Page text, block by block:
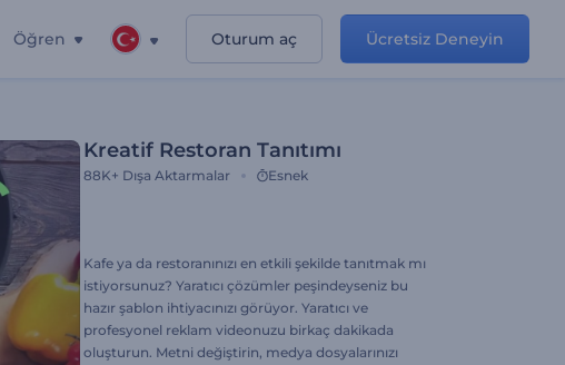
Öğren Oturum aç Ücretsiz Deneyin
Kreatif Restoran Tanıtımı
88K+ Dışa Aktarmalar Esnek
Kafe ya da restoranınızı en etkili şekilde tanıtmak mı
istiyorsunuz? Yaratıcı çözümler peşindeyseniz bu
hazır şablon ihtiyacınızı görüyor. Yaratıcı ve
profesyonel reklam videonuzu birkaç dakikada
oluşturun. Metni değiştirin, medya dosyalarınızı